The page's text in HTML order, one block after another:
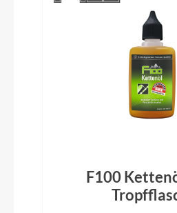
Glocke
inklusive
Vorbau
SUV-S, CCS Slot
Trapez
F100